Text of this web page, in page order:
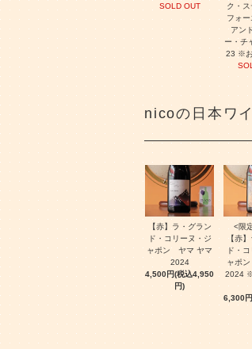
SOLD OUT
ク・
フォー
アン
ー・チ
23 ※
nicoの日本ワ
【赤】ラ・グラン
ド・コリーヌ・ジ
ャポン ヤマ ヤマ
2024
4,500円(税込4,950
円)
<限
【赤
ド・
ャポ
2024
6,300